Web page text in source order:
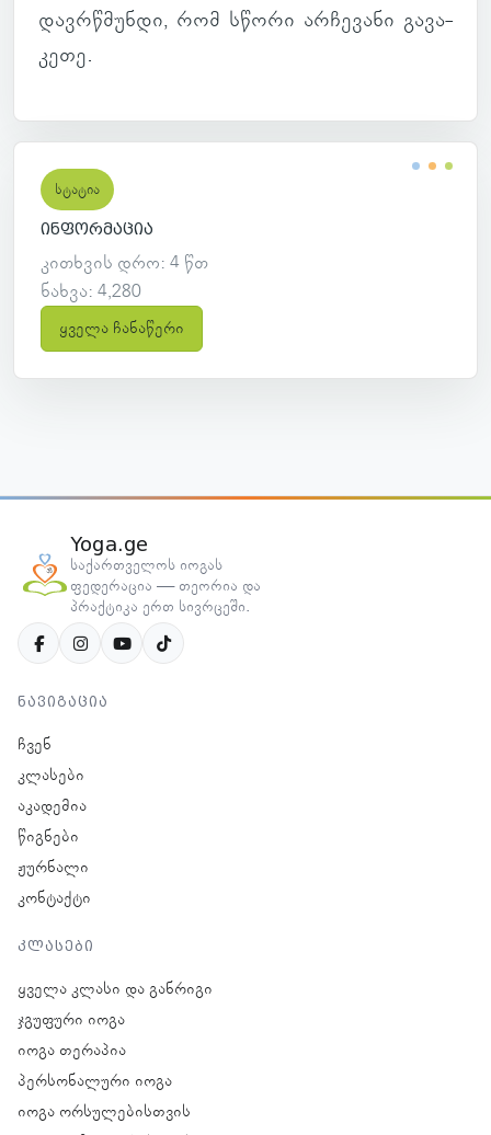
დავ­რწმუნდი, რომ სწორი არ­ჩე­ვანი გა­ვა­
კეთე.
სტატია
ინფორმაცია
კითხვის დრო: 4 წთ
ნახვა: 4,280
ყველა ჩანაწერი
Yoga.ge
საქართველოს იოგას
ფედერაცია — თეორია და
პრაქტიკა ერთ სივრცეში.
ნავიგაცია
ჩვენ
კლასები
აკადემია
წიგნები
ჟურნალი
კონტაქტი
კლასები
ყველა კლასი და განრიგი
ჯგუფური იოგა
იოგა თერაპია
პერსონალური იოგა
იოგა ორსულებისთვის